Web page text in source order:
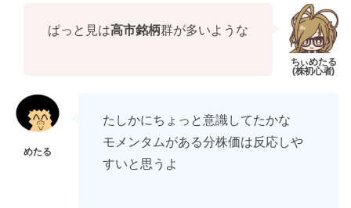
ぱっと見は高市銘柄群が多いような
たしかにちょっと意識してたかな
モメンタムがある分株価は反応しや
すいと思うよ